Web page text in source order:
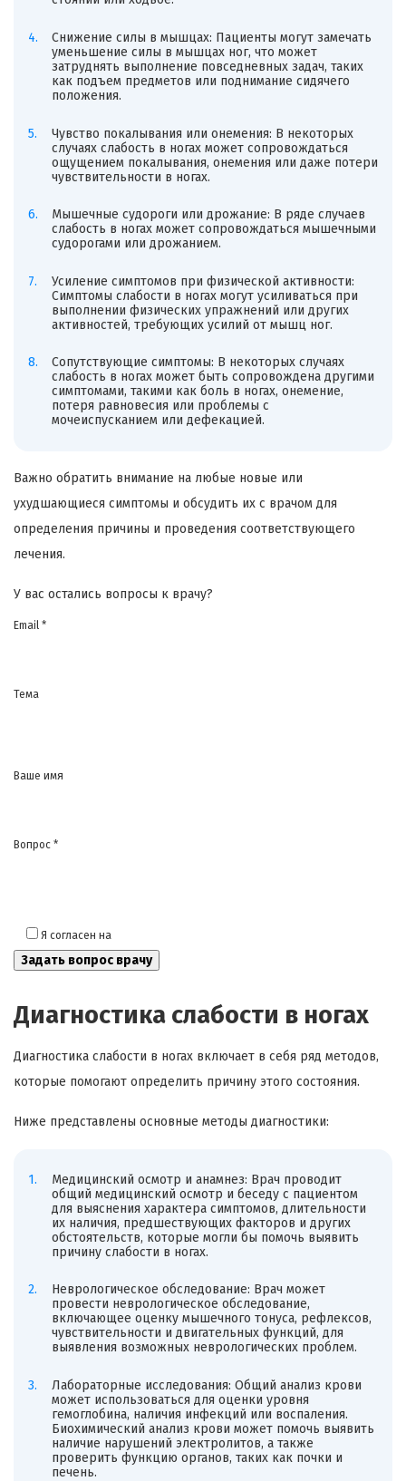
Снижение силы в мышцах: Пациенты могут замечать
уменьшение силы в мышцах ног, что может
затруднять выполнение повседневных задач, таких
как подъем предметов или поднимание сидячего
положения.
Чувство покалывания или онемения: В некоторых
случаях слабость в ногах может сопровождаться
ощущением покалывания, онемения или даже потери
чувствительности в ногах.
Мышечные судороги или дрожание: В ряде случаев
слабость в ногах может сопровождаться мышечными
судорогами или дрожанием.
Усиление симптомов при физической активности:
Симптомы слабости в ногах могут усиливаться при
выполнении физических упражнений или других
активностей, требующих усилий от мышц ног.
Сопутствующие симптомы: В некоторых случаях
слабость в ногах может быть сопровождена другими
симптомами, такими как боль в ногах, онемение,
потеря равновесия или проблемы с
мочеиспусканием или дефекацией.
Важно обратить внимание на любые новые или
ухудшающиеся симптомы и обсудить их с врачом для
определения причины и проведения соответствующего
лечения.
У вас остались вопросы к врачу?
Email *
Тема
Ваше имя
Вопрос *
Я согласен на
Диагностика слабости в ногах
Диагностика слабости в ногах включает в себя ряд методов,
которые помогают определить причину этого состояния.
Ниже представлены основные методы диагностики:
Медицинский осмотр и анамнез: Врач проводит
общий медицинский осмотр и беседу с пациентом
для выяснения характера симптомов, длительности
их наличия, предшествующих факторов и других
обстоятельств, которые могли бы помочь выявить
причину слабости в ногах.
Неврологическое обследование: Врач может
провести неврологическое обследование,
включающее оценку мышечного тонуса, рефлексов,
чувствительности и двигательных функций, для
выявления возможных неврологических проблем.
Лабораторные исследования: Общий анализ крови
может использоваться для оценки уровня
гемоглобина, наличия инфекций или воспаления.
Биохимический анализ крови может помочь выявить
наличие нарушений электролитов, а также
проверить функцию органов, таких как почки и
печень.